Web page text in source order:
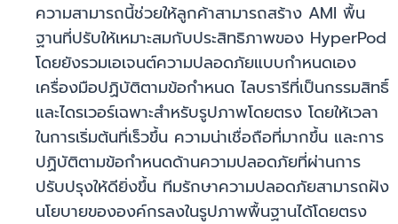
ความสามารถนี้ช่วยให้ลูกค้าสามารถสร้าง AMI พื้น
ฐานที่ปรับให้เหมาะสมกับประสิทธิภาพของ HyperPod
โดยยังรวมเอเจนต์ความปลอดภัยแบบกำหนดเอง
เครื่องมือปฏิบัติตามข้อกำหนด ไลบรารีที่เป็นกรรมสิทธิ์
และไดรเวอร์เฉพาะสำหรับรูปภาพโดยตรง โดยให้เวลา
ในการเริ่มต้นที่เร็วขึ้น ความน่าเชื่อถือที่มากขึ้น และการ
ปฏิบัติตามข้อกำหนดด้านความปลอดภัยที่ผ่านการ
ปรับปรุงให้ดียิ่งขึ้น ทีมรักษาความปลอดภัยสามารถฝัง
นโยบายขององค์กรลงในรูปภาพพื้นฐานได้โดยตรง